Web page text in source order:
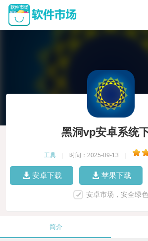
黑洞vp安卓系统
工具 时间：2025-09-13
安卓下载 苹果下载
安卓市场，安全绿色
简介